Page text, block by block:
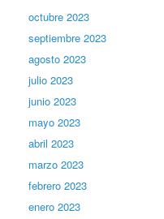
octubre 2023
septiembre 2023
agosto 2023
julio 2023
junio 2023
mayo 2023
abril 2023
marzo 2023
febrero 2023
enero 2023